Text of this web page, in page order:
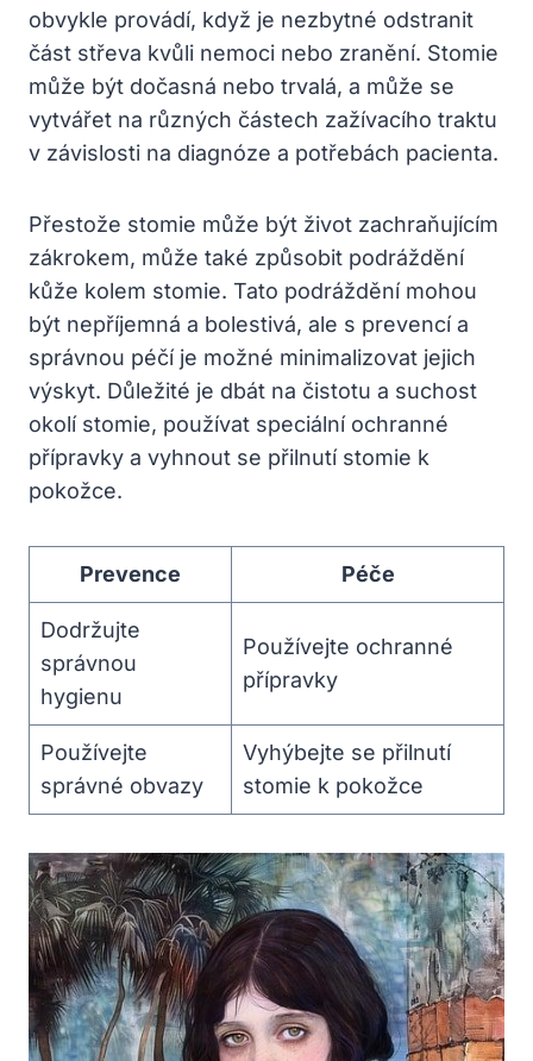
obvykle provádí, když je nezbytné odstranit
část střeva kvůli nemoci nebo zranění. Stomie
může být dočasná nebo trvalá, a může se
vytvářet na různých částech zažívacího traktu
v závislosti na diagnóze a potřebách pacienta.
Přestože stomie může být život zachraňujícím
zákrokem, může také způsobit podráždění
kůže kolem stomie. Tato podráždění mohou
být nepříjemná a bolestivá, ale s prevencí a
správnou péčí je možné minimalizovat jejich
výskyt. Důležité je dbát na čistotu a suchost
okolí stomie, používat speciální ochranné
přípravky a vyhnout se přilnutí stomie k
pokožce.
Prevence Péče
Dodržujte
správnou
hygienu
Používejte ochranné
přípravky
Používejte
správné obvazy
Vyhýbejte se přilnutí
stomie k pokožce